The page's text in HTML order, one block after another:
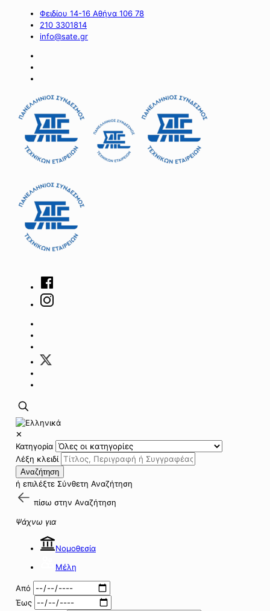
Φειδίου 14-16 Αθήνα 106 78
210 3301814
info@sate.gr
✕
Κατηγορία
Λέξη κλειδί
Αναζήτηση
ή επιλέξτε Σύνθετη Αναζήτηση
πίσω στην Αναζήτηση
Ψάχνω για
Νομοθεσία
Μέλη
Από
Έως